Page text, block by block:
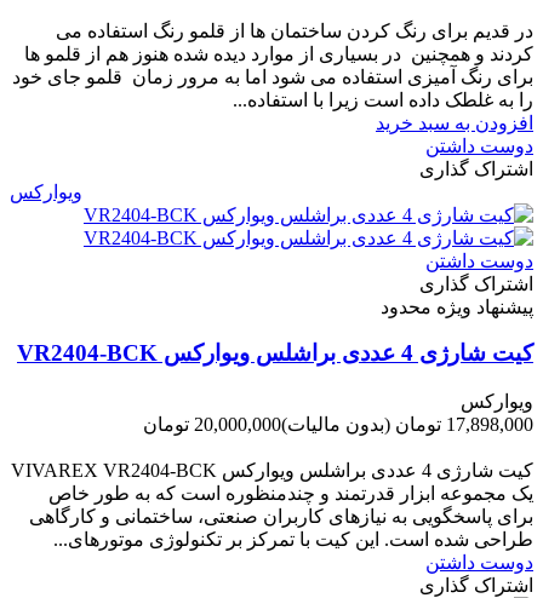
در قدیم برای رنگ کردن ساختمان ها از قلمو رنگ استفاده می
کردند و همچنین در بسیاری از موارد دیده شده هنوز هم از قلمو ها
برای رنگ آمیزی استفاده می شود اما به مرور زمان قلمو جای خود
را به غلطک داده است زیرا با استفاده...
افزودن به سبد خرید
دوست داشتن
اشتراک گذاری
ویوارکس
دوست داشتن
اشتراک گذاری
پیشنهاد ویژه محدود
کیت شارژی 4 عددی براشلس ویوارکس VR2404-BCK
ویوارکس
17,898,000 تومان
(بدون مالیات)20,000,000 تومان
کیت شارژی 4 عددی براشلس ویوارکس VIVAREX VR2404-BCK
یک مجموعه ابزار قدرتمند و چندمنظوره است که به طور خاص
برای پاسخگویی به نیازهای کاربران صنعتی، ساختمانی و کارگاهی
طراحی شده است. این کیت با تمرکز بر تکنولوژی موتورهای...
دوست داشتن
اشتراک گذاری